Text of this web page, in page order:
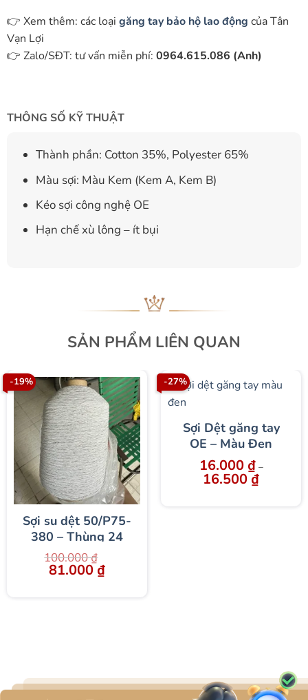
👉 Xem thêm: các loại găng tay bảo hộ lao động của Tân
Vạn Lợi
👉 Zalo/SĐT: tư vấn miễn phí: 0964.615.086 (Anh)
THÔNG SỐ KỸ THUẬT
Thành phần: Cotton 35%, Polyester 65%
Màu sợi: Màu Kem (Kem A, Kem B)
Kéo sợi công nghệ OE
Hạn chế xù lông – ít bụi
SẢN PHẨM LIÊN QUAN
-19%
Sợi su dệt 50/P75-
380 – Thùng 24
cuộn – Nhập khẩu
chất lượng cao
100.000₫
Giá
gốc
81.000 ₫Giá
hiện
-27%
Sợi Dệt găng tay
OE – Màu Đen
16.000 ₫ –
16.500 ₫